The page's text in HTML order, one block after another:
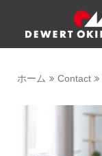
ホーム Contact